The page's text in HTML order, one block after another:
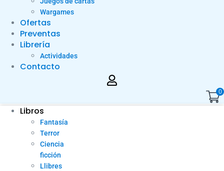
Wargames
Ofertas
Preventas
Librería
Actividades
Contacto
0
Libros
Fantasía
Terror
Ciencia
ficción
Llibres